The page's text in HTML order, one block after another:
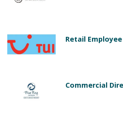
Retail Employee
Commercial